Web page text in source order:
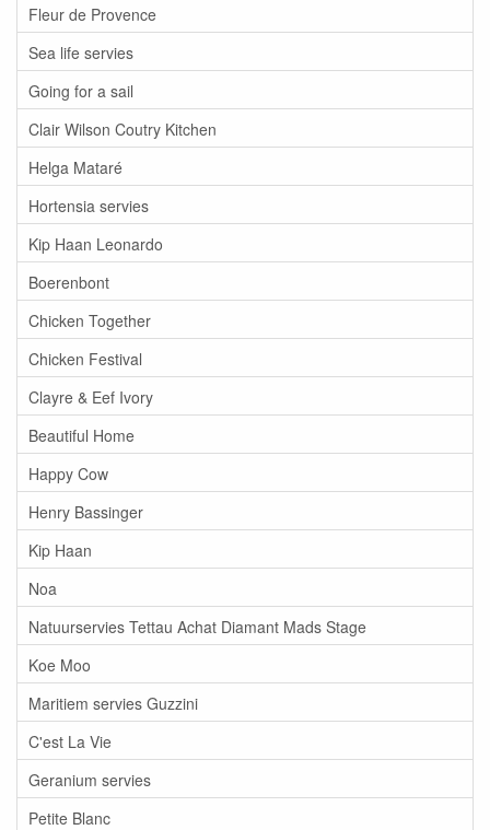
Fleur de Provence
Sea life servies
Going for a sail
Clair Wilson Coutry Kitchen
Helga Mataré
Hortensia servies
Kip Haan Leonardo
Boerenbont
Chicken Together
Chicken Festival
Clayre & Eef Ivory
Beautiful Home
Happy Cow
Henry Bassinger
Kip Haan
Noa
Natuurservies Tettau Achat Diamant Mads Stage
Koe Moo
Maritiem servies Guzzini
C'est La Vie
Geranium servies
Petite Blanc